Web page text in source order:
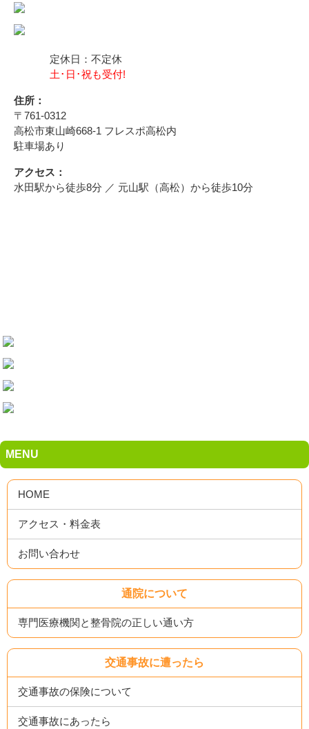
定休日：不定休
土･日･祝も受付!
住所：
〒761-0312
高松市東山崎668-1 フレスポ高松内
駐車場あり
アクセス：
水田駅から徒歩8分 ／ 元山駅（高松）から徒歩10分
MENU
HOME
アクセス・料金表
お問い合わせ
通院について
専門医療機関と整骨院の正しい通い方
交通事故に遭ったら
交通事故の保険について
交通事故にあったら